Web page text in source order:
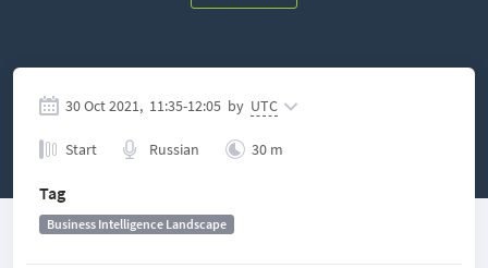
30 Oct 2021, 11:35-12:05 by UTC
Start Russian 30 m
Tag
Business Intelligence Landscape